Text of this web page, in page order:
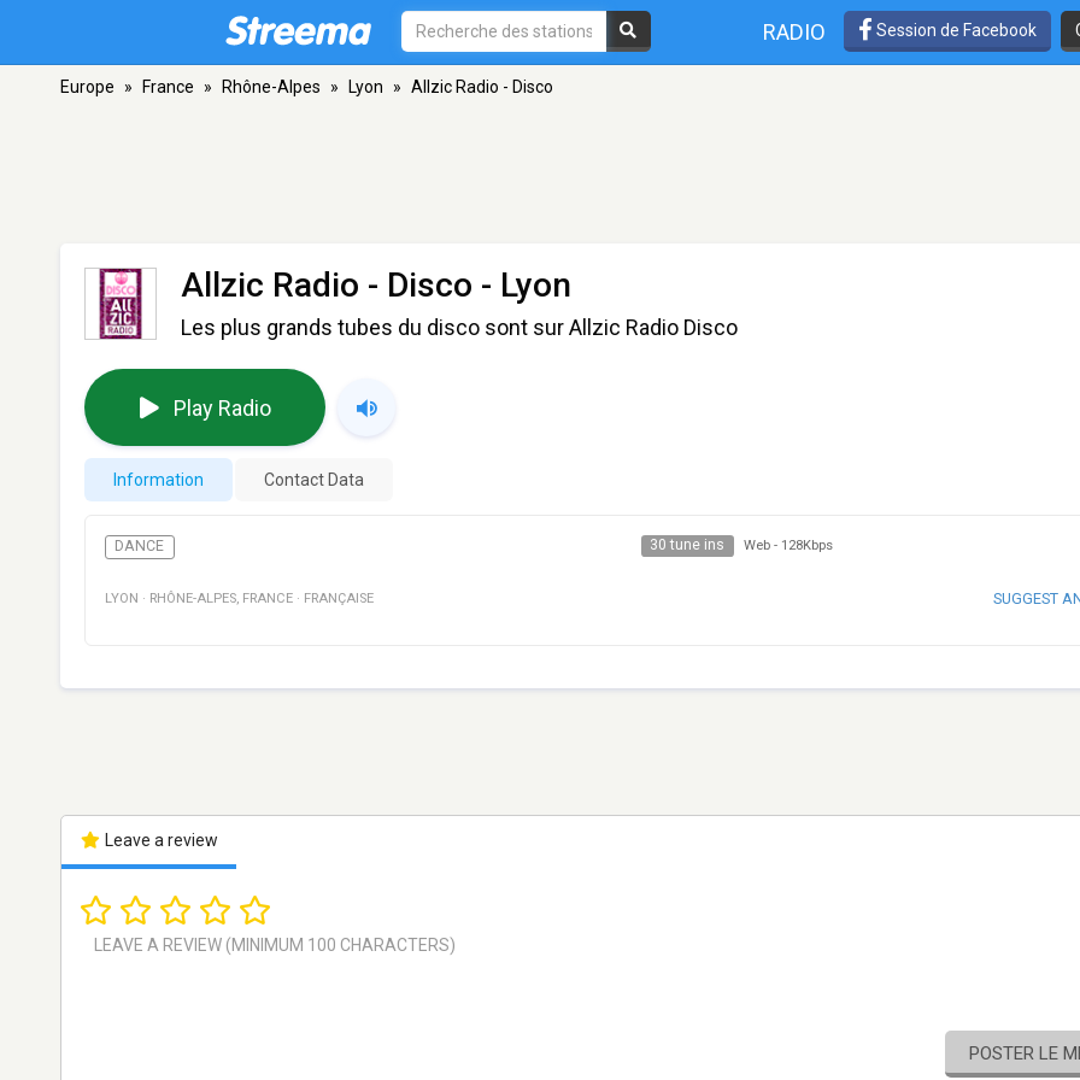
RADIO Session de Facebook
Europe » France » Rhône-Alpes » Lyon » Allzic Radio - Disco
Allzic Radio - Disco - Lyon
Les plus grands tubes du disco sont sur Allzic Radio Disco
Play Radio
Information Contact Data
DANCE 30 tune ins Web - 128Kbps
LYON · RHÔNE-ALPES, FRANCE · FRANÇAISE SUGGEST
Leave a review
POSTER LE